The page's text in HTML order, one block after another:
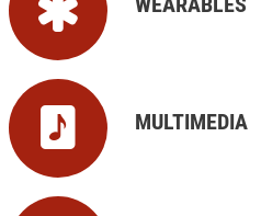
MULTIMEDIA